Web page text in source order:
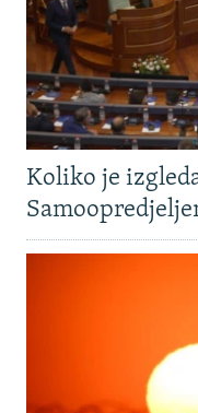
SVE KARTE DEJTONA
NASTANAK I RASPAD
Koliko je